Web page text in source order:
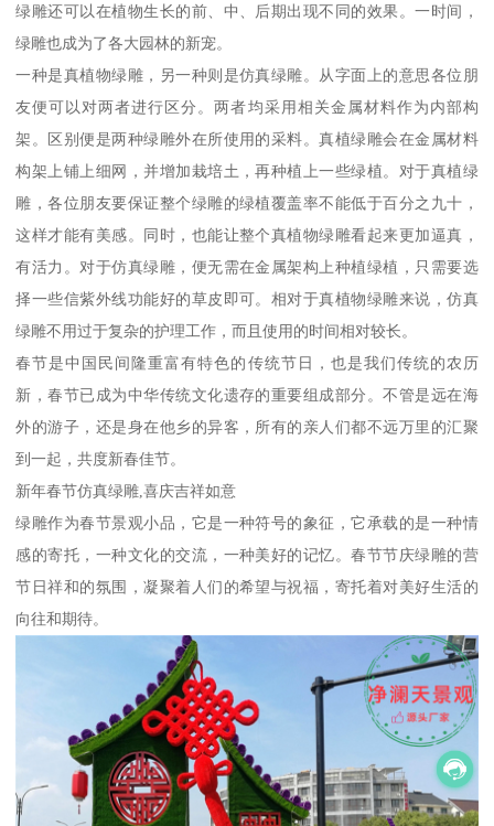
绿雕还可以在植物生长的前、中、后期出现不同的效果。一时间，
绿雕也成为了各大园林的新宠。
一种是真植物绿雕，另一种则是仿真绿雕。从字面上的意思各位朋
友便可以对两者进行区分。两者均采用相关金属材料作为内部构
架。区别便是两种绿雕外在所使用的采料。真植绿雕会在金属材料
构架上铺上细网，并增加栽培土，再种植上一些绿植。对于真植绿
雕，各位朋友要保证整个绿雕的绿植覆盖率不能低于百分之九十，
这样才能有美感。同时，也能让整个真植物绿雕看起来更加逼真，
有活力。对于仿真绿雕，便无需在金属架构上种植绿植，只需要选
择一些信紫外线功能好的草皮即可。相对于真植物绿雕来说，仿真
绿雕不用过于复杂的护理工作，而且使用的时间相对较长。
春节是中国民间隆重富有特色的传统节日，也是我们传统的农历
新，春节已成为中华传统文化遗存的重要组成部分。不管是远在海
外的游子，还是身在他乡的异客，所有的亲人们都不远万里的汇聚
到一起，共度新春佳节。
新年春节仿真绿雕,喜庆吉祥如意
绿雕作为春节景观小品，它是一种符号的象征，它承载的是一种情
感的寄托，一种文化的交流，一种美好的记忆。春节节庆绿雕的营
节日祥和的氛围，凝聚着人们的希望与祝福，寄托着对美好生活的
向往和期待。